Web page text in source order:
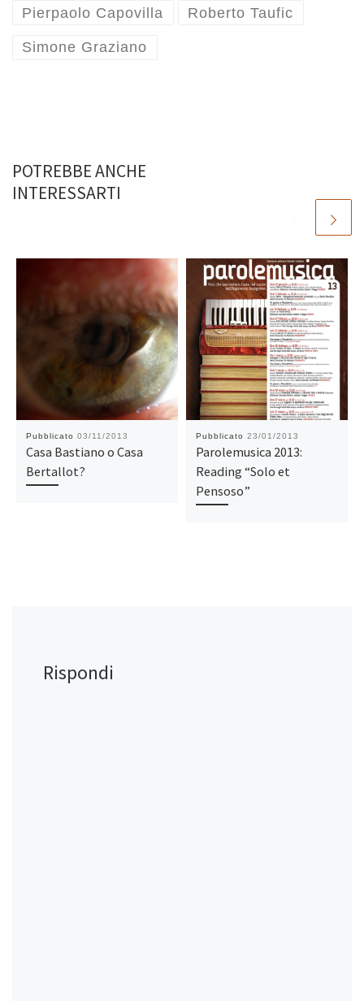
Pierpaolo Capovilla Roberto Taufic
Simone Graziano
POTREBBE ANCHE
INTERESSARTI
Pubblicato 03/11/2013
Casa Bastiano o Casa
Bertallot?
Pubblicato 23/01/2013
Parolemusica 2013:
Reading “Solo et
Pensoso”
Rispondi